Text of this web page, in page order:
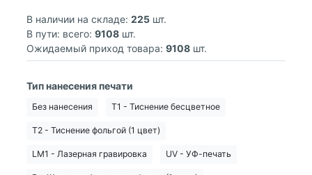
В наличии на складе: 225 шт.
В пути: всего: 9108 шт.
Ожидаемый приход товара: 9108 шт.
Тип нанесения печати
Без нанесения T1 - Тиснение бесцветное
T2 - Тиснение фольгой (1 цвет)
LM1 - Лазерная гравировка UV - УФ-печать